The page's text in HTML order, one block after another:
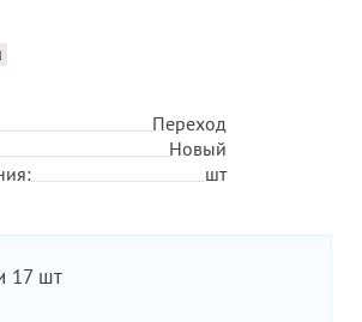
Переход
Новый
шт
17 шт